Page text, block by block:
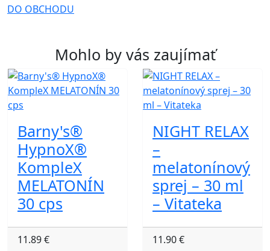
DO OBCHODU
Mohlo by vás zaujímať
Barny's®
HypnoX®
KompleX
MELATONÍN
30 cps
11.89 €
NIGHT RELAX
–
melatonínový
sprej – 30 ml
– Vitateka
11.90 €